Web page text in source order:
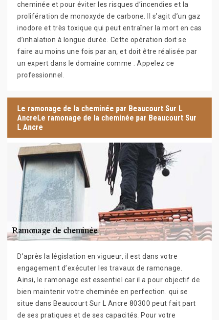
cheminée et pour éviter les risques d’incendies et la
prolifération de monoxyde de carbone. Il s’agit d’un gaz
inodore et très toxique qui peut entraîner la mort en cas
d’inhalation à longue durée. Cette opération doit se
faire au moins une fois par an, et doit être réalisée par
un expert dans le domaine comme . Appelez ce
professionnel.
Le ramonage de la cheminée par Beaucourt Sur L
AncreLe ramonage de la cheminée par Beaucourt Sur
L Ancre
D’après la législation en vigueur, il est dans votre
engagement d’exécuter les travaux de ramonage.
Ainsi, le ramonage est essentiel car il a pour objectif de
bien maintenir votre cheminée en perfection. qui se
situe dans Beaucourt Sur L Ancre 80300 peut fait part
de ses pratiques et de ses capacités. Pour votre